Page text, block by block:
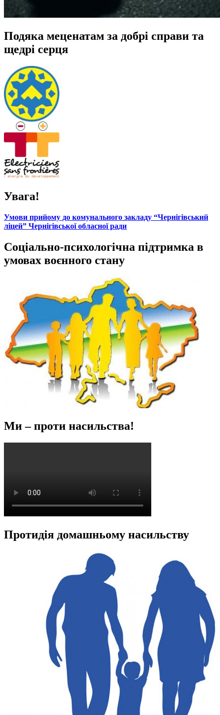
Подяка меценатам за добрі справи та
щедрі серця
Увага!
Умови прийому до комунального закладу “Чернігівський
ліцей” Чернігівської обласної ради
Соціально-психологічна підтримка в
умовах воєнного стану
Ми – проти насильства!
Протидія домашньому насильству